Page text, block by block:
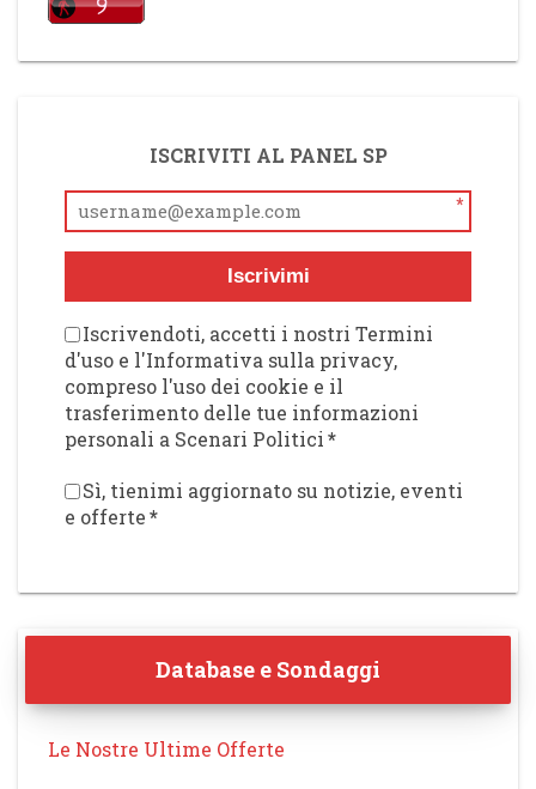
ISCRIVITI AL PANEL SP
*
Iscrivimi
Iscrivendoti, accetti i nostri Termini
d'uso e l'Informativa sulla privacy,
compreso l'uso dei cookie e il
trasferimento delle tue informazioni
personali a Scenari Politici*
Sì, tienimi aggiornato su notizie, eventi
e offerte*
Database e Sondaggi
Le Nostre Ultime Offerte